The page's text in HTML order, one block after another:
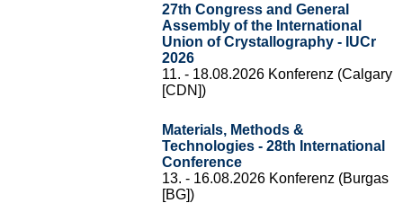
27th Congress and General
Assembly of the International
Union of Crystallography - IUCr
2026
11. - 18.08.2026 Konferenz (Calgary
[CDN])
Materials, Methods &
Technologies - 28th International
Conference
13. - 16.08.2026 Konferenz (Burgas
[BG])